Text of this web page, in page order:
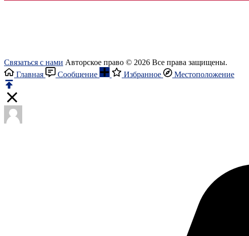
Связаться с нами Авторское право © 2026 Все права защищены.
Главная
Сообщение Избранное Местоположение